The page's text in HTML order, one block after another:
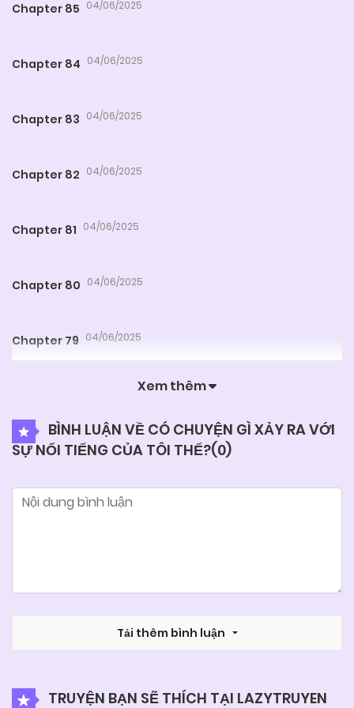
Chapter 85 04/06/2025
Chapter 84 04/06/2025
Chapter 83 04/06/2025
Chapter 82 04/06/2025
Chapter 81 04/06/2025
Chapter 80 04/06/2025
Chapter 79 04/06/2025
04/06/2025
Chapter 77 04/06/2025
Chapter 76 04/06/2025
Xem thêm
BÌNH LUẬN VỀ CÓ CHUYỆN GÌ XẢY RA VỚI
SỰ NỔI TIẾNG CỦA TÔI THẾ?(0)
Tải thêm bình luận
TRUYỆN BẠN SẼ THÍCH TẠI LAZYTRUYEN